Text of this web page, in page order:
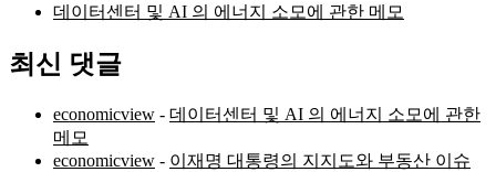
데이터센터 및 AI 의 에너지 소모에 관한 메모
최신 댓글
economicview - 데이터센터 및 AI 의 에너지 소모에 관한
메모
economicview - 이재명 대통령의 지지도와 부동산 이슈